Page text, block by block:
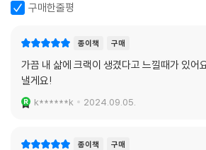
구매한줄평
종이책 구매
가끔 내 삶에 크랙이 생겼다고 느낄때가 있어
낼게요!
k******k 2024.09.05.
종이책 구매